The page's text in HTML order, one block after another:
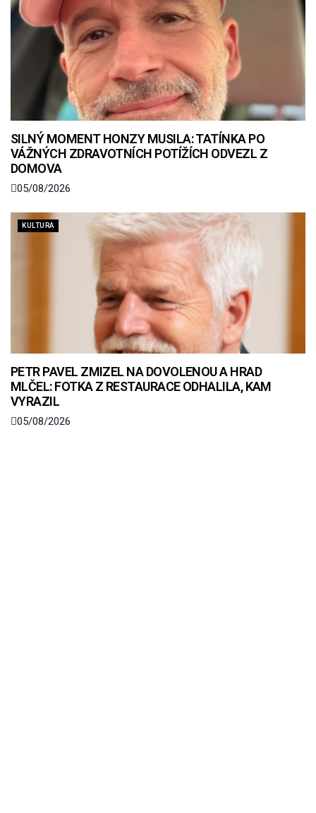
SILNÝ MOMENT HONZY MUSILA: TATÍNKA PO
VÁŽNÝCH ZDRAVOTNÍCH POTÍŽÍCH ODVEZL Z
DOMOVA
05/08/2026
KULTURA
PETR PAVEL ZMIZEL NA DOVOLENOU A HRAD
MLČEL: FOTKA Z RESTAURACE ODHALILA, KAM
VYRAZIL
05/08/2026